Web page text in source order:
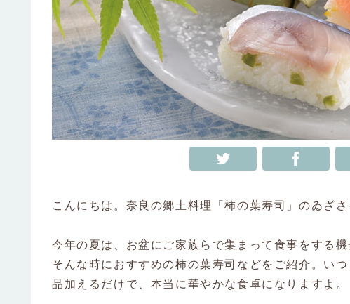
こんにちは。奈良の郷土料理「柿の葉寿司」のゐざさ
今年の夏は、お盆にご家族らで集まって食事をする
そんな時におすすめの柿の葉寿司などをご紹介。い
品加えるだけで、本当に華やかな食卓になりますよ。